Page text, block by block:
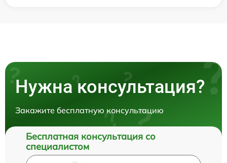
Нужна консультация?
Закажите бесплатную консультацию
Бесплатная консультация со
специалистом